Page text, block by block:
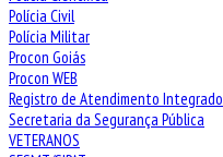
Polícia Civil
Polícia Militar
Procon Goiás
Procon WEB
Registro de Atendimento Integrado
Secretaria da Segurança Pública
VETERANOS